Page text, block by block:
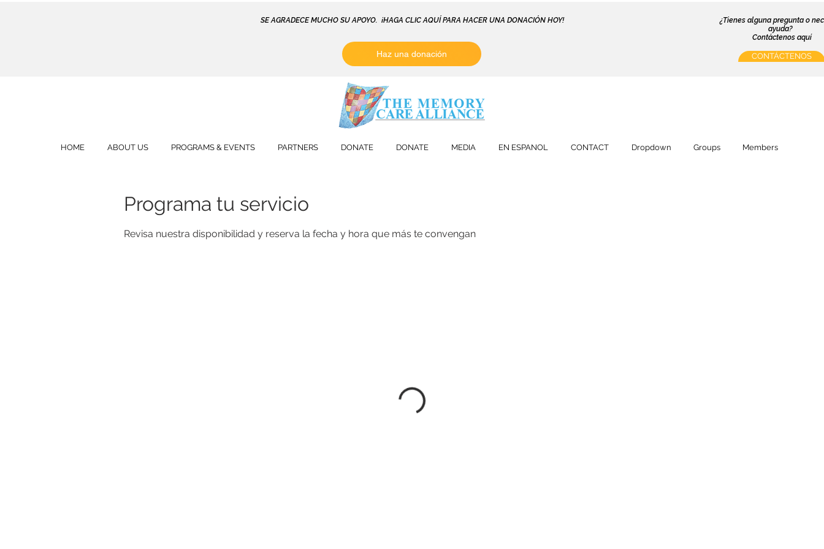
SE AGRADECE MUCHO SU APOYO. ¡HAGA CLIC AQUÍ PARA HACER UNA DONACIÓN HOY!
Haz una donación
¿Tienes alguna pregunta o
ayuda?
Contáctenos aquí
CONTÁCTENOS
HOME ABOUT US PROGRAMS & EVENTS PARTNERS DONATE DONATE MEDIA EN ESPANOL CONTACT Dropdown Groups Members
Programa tu servicio
Revisa nuestra disponibilidad y reserva la fecha y hora que más te convengan